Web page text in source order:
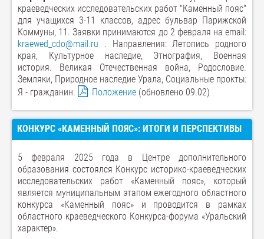
краеведческих исследовательских работ "Каменный пояс"
для учащихся 3-11 классов, адрес бульвар Парижской
Коммуны, 11. Заявки принимаются до 2 февраля на email:
kraewed_cdo@mail.ru . Направления: Летопись родного
края, Культурное наследие, Этнография, Военная
история. Великая Отечественная война, Родословие.
Земляки, Природное наследие Урала, Социальные прокты:
Я - гражданин.
Положение (обновлено 09.02)
КОНКУРС «КАМЕННЫЙ ПОЯС»: ИТОГИ И ПЕРСПЕКТИВЫ
5 февраля 2025 года в Центре дополнительного
образования состоялся Конкурс историко-краеведческих
исследовательских работ «Каменный пояс», который
является муниципальным этапом ежегодного областного
конкурса «Каменный пояс» и проводится в рамках
областного краеведческого Конкурса-форума «Уральский
характер».